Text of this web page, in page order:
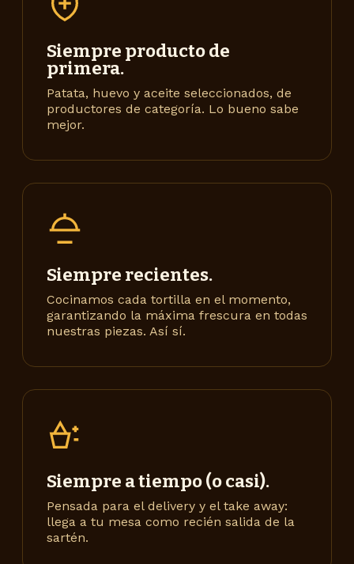
Siempre producto de
primera.
Patata, huevo y aceite seleccionados, de
productores de categoría. Lo bueno sabe
mejor.
Siempre recientes.
Cocinamos cada tortilla en el momento,
garantizando la máxima frescura en todas
nuestras piezas. Así sí.
Siempre a tiempo (o casi).
Pensada para el delivery y el take away:
llega a tu mesa como recién salida de la
sartén.